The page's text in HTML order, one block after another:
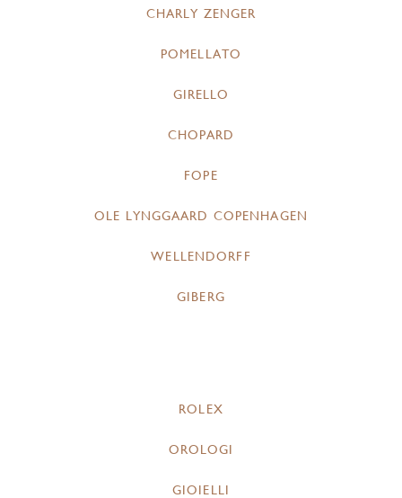
CHARLY ZENGER
POMELLATO
GIRELLO
CHOPARD
FOPE
OLE LYNGGAARD COPENHAGEN
WELLENDORFF
GIBERG
ROLEX
OROLOGI
GIOIELLI